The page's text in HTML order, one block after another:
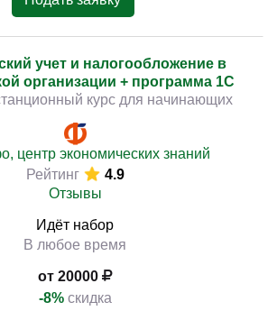
учет и налогообложение в
организации + программа 1С
курс для начинающих
центр экономических знаний
Рейтинг
4.9
Отзывы
Идёт набор
В любое время
от 20000
-8% скидка